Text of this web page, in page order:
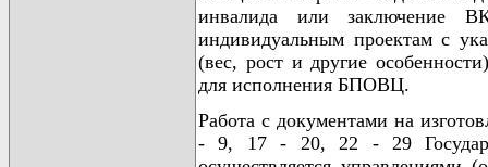
инвалида или заключение
индивидуальным проектам с
(вес, рост и другие
для исполнения БПОВЦ.
Работа с документами на
- 9, 17 - 20, 22 - 29